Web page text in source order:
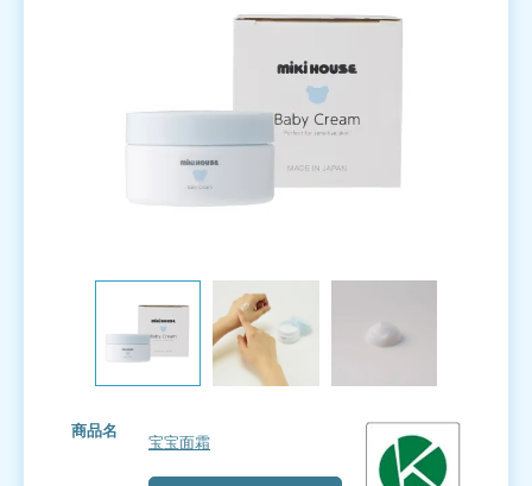
商品名
宝宝面霜